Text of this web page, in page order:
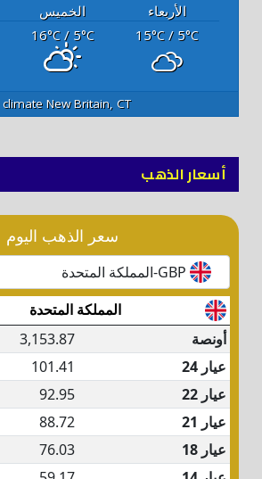
الأربعاء الخميس
15°C / 5°C
16°C/ 5°C
New Britain, CT
أسعار الذهب